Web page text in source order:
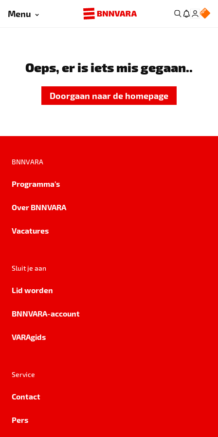
Menu
Oeps, er is iets mis gegaan..
Doorgaan naar de homepage
BNNVARA
Programma's
Over BNNVARA
Vacatures
Sluit je aan
Lid worden
BNNVARA-account
VARAgids
Service
Contact
Pers